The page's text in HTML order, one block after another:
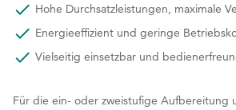
Hohe Durchsatzleistungen, maximale
Energieeffizient und geringe
Vielseitig einsetzbar und
Für die ein- oder zweistufige Aufbereitung